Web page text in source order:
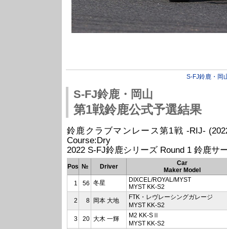
S-FJ鈴鹿・岡
S-FJ鈴鹿・岡山
第1戦鈴鹿公式予選結果
鈴鹿クラブマンレース第1戦 -RIJ-
Course:Dry
2022 S-FJ鈴鹿シリーズ Round 1 鈴鹿サ
Pos № Driver
Car
Maker Model
1
56 冬星
DIXCEL/ROYAL/MYST
MYST KK-S2
2
8 岡本 大地
FTK・レヴレーシングガレージ
MYST KK-S2
3
20 大木 一輝
M2 KK-SⅡ
MYST KK-S2